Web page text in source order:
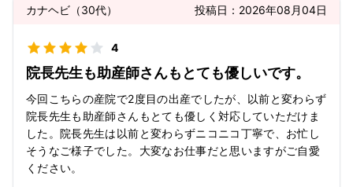
カナヘビ （30代） 投稿日： 2026年08月04日
4
院長先生も助産師さんもとても優しいです。
今回こちらの産院で2度目の出産でしたが、以前と変わらず
院長先生も助産師さんもとても優しく対応していただけま
した。院長先生は以前と変わらずニコニコ丁寧で、お忙し
そうなご様子でした。大変なお仕事だと思いますがご自愛
ください。